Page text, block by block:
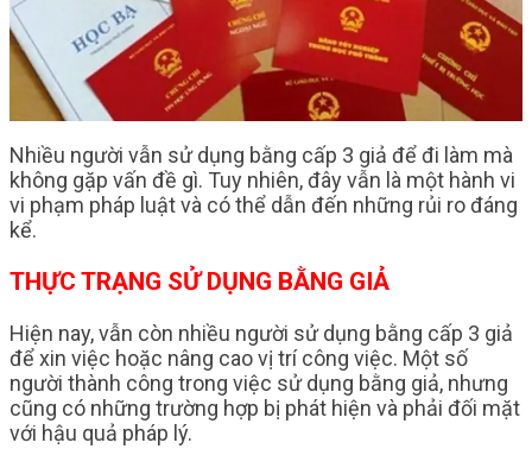
Nhiều người vẫn sử dụng bằng cấp 3 giả để đi làm mà
không gặp vấn đề gì. Tuy nhiên, đây vẫn là một hành vi
vi phạm pháp luật và có thể dẫn đến những rủi ro đáng
kể.
THỰC TRẠNG SỬ DỤNG BẰNG GIẢ
Hiện nay, vẫn còn nhiều người sử dụng bằng cấp 3 giả
để xin việc hoặc nâng cao vị trí công việc. Một số
người thành công trong việc sử dụng bằng giả, nhưng
cũng có những trường hợp bị phát hiện và phải đối mặt
với hậu quả pháp lý.